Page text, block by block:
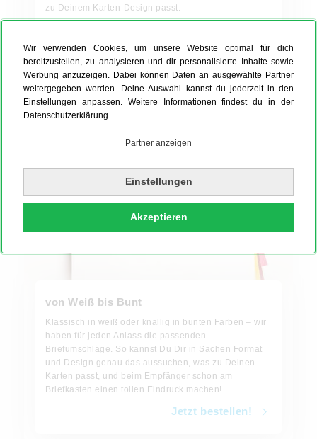
Wir verwenden Cookies, um unsere Website optimal für dich
bereitzustellen, zu analysieren und dir personalisierte Inhalte sowie
Werbung anzuzeigen. Dabei können Daten an ausgewählte Partner
weitergegeben werden. Deine Auswahl kannst du jederzeit in den
Einstellungen anpassen. Weitere Informationen findest du in der
Datenschutzerklärung.
Partner anzeigen
Einstellungen
Akzeptieren
zu Deinem Karten-Design passt.
von Weiß bis Bunt
Klassisch in weiß oder knallig in bunten Farben – wir
haben für jeden Anlass die passenden
Briefumschläge. So kannst Du Dir in Sachen Format
und Design genau das aussuchen, was zu Deinen
Karten passt, und beim Empfänger schon am
Briefkasten einen tollen Eindruck machen!
Jetzt bestellen!
Jetzt bestellen!